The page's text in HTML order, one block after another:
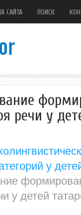
САЙТА ПОИСК
речи у
у
у детей